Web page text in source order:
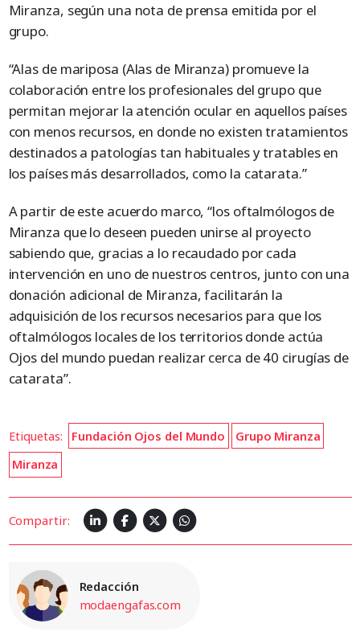
Miranza, según una nota de prensa emitida por el
grupo.
“Alas de mariposa (Alas de Miranza) promueve la
colaboración entre los profesionales del grupo que
permitan mejorar la atención ocular en aquellos países
con menos recursos, en donde no existen tratamientos
destinados a patologías tan habituales y tratables en
los países más desarrollados, como la catarata.”
A partir de este acuerdo marco, “los oftalmólogos de
Miranza que lo deseen pueden unirse al proyecto
sabiendo que, gracias a lo recaudado por cada
intervención en uno de nuestros centros, junto con una
donación adicional de Miranza, facilitarán la
adquisición de los recursos necesarios para que los
oftalmólogos locales de los territorios donde actúa
Ojos del mundo puedan realizar cerca de 40 cirugías de
catarata”.
Etiquetas: Fundación Ojos del Mundo
Grupo Miranza
Miranza
Compartir:
Redacción
modaengafas.com